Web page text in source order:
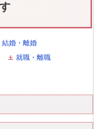
結婚・離婚
就職・離職